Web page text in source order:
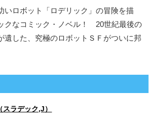
いロボット「ロデリック」の冒険を描
クなコミック・ノベル！ 20世紀最後の
遺した、究極のロボットＳＦがついに邦
ラデック,J）